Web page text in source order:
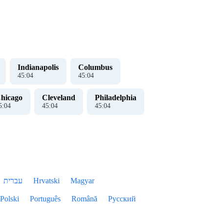
Indianapolis
45:04
Columbus
45:04
:04
Cleveland
45:04
Philadelphia
45:04
עברית Hrvatski Magyar
Polski Português Română Русский